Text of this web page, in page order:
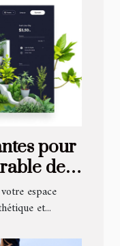
pour
de
espace
et...